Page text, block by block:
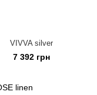
VIVVA silver
7 392 грн